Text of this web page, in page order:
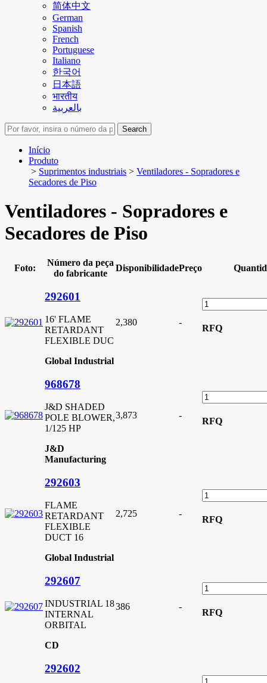
简体中文
German
Spanish
French
Portuguese
Italiano
한국어
日本語
भारतीय
بالعربية
Search
Início
Produto
> Suprimentos industriais > Ventiladores - Sopradores e
Secadores de Piso
Ventiladores - Sopradores e
Secadores de Piso
Foto:
Número da peça
do fabricante
DisponibilidadePreço
292601
16' FLAME
RETARDANT
FLEXIBLE DUC
Global Industrial
2,380 -
RFQ
968678
J&D SHADED
POLE BLOWER,
1/125 HP
J&D
Manufacturing
3,873 -
RFQ
292603
FLAME
RETARDANT
FLEXIBLE
DUCT 16
Global Industrial
2,725 -
RFQ
292607
INDUSTRIAL 18
INTERNAL
ORBITAL
CD
386 -
RFQ
292602